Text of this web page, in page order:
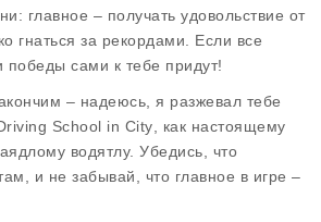
главное – получать удовольствие от
гнаться за рекордами. Если все
победы сами к тебе придут!
– надеюсь, я разжевал тебе
School in City , как настоящему
водятлу. Убедись, что
и не забывай, что главное в игре –